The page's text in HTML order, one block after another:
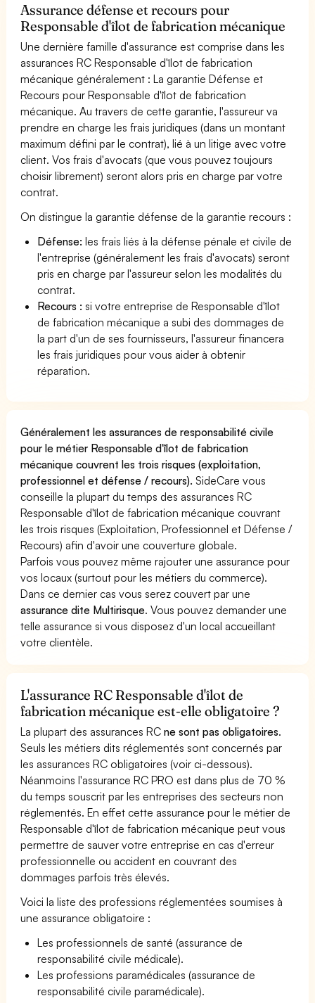
Assurance défense et recours pour
Responsable d'îlot de fabrication mécanique
Une dernière famille d'assurance est comprise dans les
assurances RC Responsable d'îlot de fabrication
mécanique généralement : La garantie Défense et
Recours pour Responsable d'îlot de fabrication
mécanique. Au travers de cette garantie, l'assureur va
prendre en charge les frais juridiques (dans un montant
maximum défini par le contrat), lié à un litige avec votre
client. Vos frais d'avocats (que vous pouvez toujours
choisir librement) seront alors pris en charge par votre
contrat.
On distingue la garantie défense de la garantie recours :
Défense: les frais liés à la défense pénale et civile de
l'entreprise (généralement les frais d'avocats) seront
pris en charge par l'assureur selon les modalités du
contrat.
Recours : si votre entreprise de Responsable d'îlot
de fabrication mécanique a subi des dommages de
la part d'un de ses fournisseurs, l'assureur financera
les frais juridiques pour vous aider à obtenir
réparation.
Généralement les assurances de responsabilité civile
pour le métier Responsable d'îlot de fabrication
mécanique couvrent les trois risques (exploitation,
professionnel et défense / recours). SideCare vous
conseille la plupart du temps des assurances RC
Responsable d'îlot de fabrication mécanique couvrant
les trois risques (Exploitation, Professionnel et Défense /
Recours) afin d'avoir une couverture globale.
Parfois vous pouvez même rajouter une assurance pour
vos locaux (surtout pour les métiers du commerce).
Dans ce dernier cas vous serez couvert par une
assurance dite Multirisque. Vous pouvez demander une
telle assurance si vous disposez d'un local accueillant
votre clientèle.
L'assurance RC Responsable d'îlot de
fabrication mécanique est-elle obligatoire ?
La plupart des assurances RCne sont pas obligatoires.
Seuls les métiers dits réglementés sont concernés par
les assurances RC obligatoires (voir ci-dessous).
Néanmoins l'assurance RC PRO est dans plus de 70 %
du temps souscrit par les entreprises des secteurs non
réglementés. En effet cette assurance pour le métier de
Responsable d'îlot de fabrication mécanique peut vous
permettre de sauver votre entreprise en cas d'erreur
professionnelle ou accident en couvrant des
dommages parfois très élevés.
Voici la liste des professions réglementées soumises à
une assurance obligatoire :
Les professionnels de santé (assurance de
responsabilité civile médicale).
Les professions paramédicales (assurance de
responsabilité civile paramédicale).